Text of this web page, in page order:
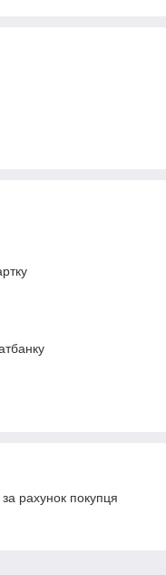
рахунок покупця